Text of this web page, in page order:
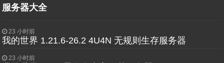
服务器大全
23 小时前
我的世界 1.21.6-26.2 4U4N 无规则生存服务器
23 小时前